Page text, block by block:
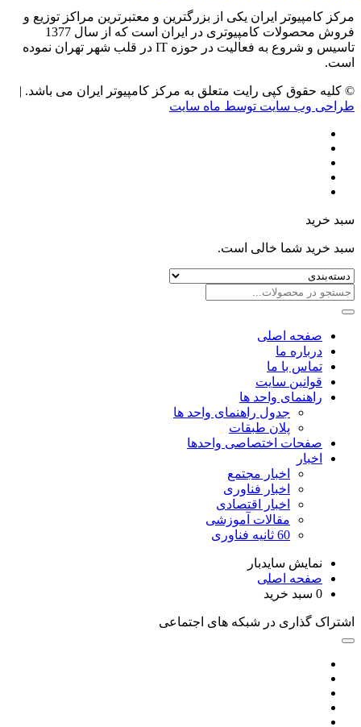
مرکز کامپیوتر ایران یکی از بزرگترین و معتبرترین مراکز توزیع و
فروش محصولات کامپیوتری در ایران است که از سال 1377
تاسیس و شروع به فعالیت در حوزه IT در قلب شهر تهران نموده
است.
© کلیه حقوق کپی رایت متعلق به مرکز کامپیوتر ایران می باشد. |
طراحی وب سایت توسط ماه سایت
سبد خرید
سبد خرید شما خالی است.
صفحه اصلی
درباره ما
تماس با ما
قوانین سایت
راهنمای واحد ها
جدول راهنمای واحد ها
پلان طبقات
صفحات اختصاصی واحدها
اخبار
اخبار مجتمع
اخبار فناوری
اخبار اقتصادی
مقالات آموزشی
60 ثانیه فناوری
نمایش سایدبار
صفحه اصلی
0 سبد خرید
اشتراک گذاری در شبکه های اجتماعی